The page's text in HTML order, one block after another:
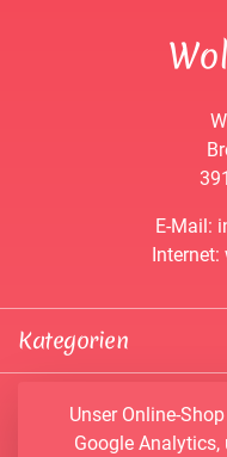
E-Mail:
Kategorien
ALIZE Yarns
Service &
Unser Online-
Google